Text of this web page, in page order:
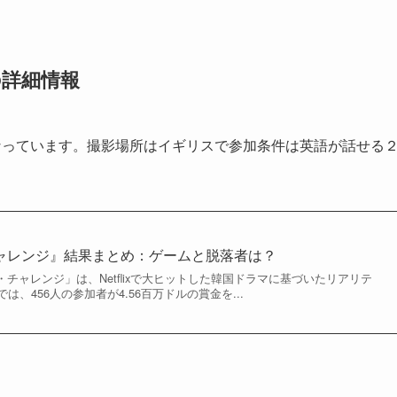
細情報
ています。撮影場所はイギリスで参加条件は英語が話せる
ンジ』結果まとめ：ゲームと脱落者は？
ャレンジ」は、Netflixで大ヒットした韓国ドラマに基づいたリアリテ
は、456人の参加者が4.56百万ドルの賞金を...